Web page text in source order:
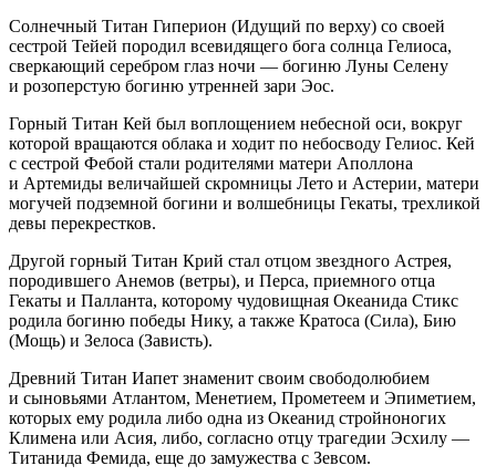
Солнечный Титан Гиперион (Идущий по верху) со своей
сестрой Тейей породил всевидящего бога солнца Гелиоса,
сверкающий серебром глаз ночи — богиню Луны Селену
и розоперстую богиню утренней зари Эос.
Горный Титан Кей был воплощением небесной оси, вокруг
которой вращаются облака и ходит по небосводу Гелиос. Кей
с сестрой Фебой стали родителями матери Аполлона
и Артемиды величайшей скромницы Лето и Астерии, матери
могучей подземной богини и волшебницы Гекаты, трехликой
девы перекрестков.
Другой горный Титан Крий стал отцом звездного Астрея,
породившего Анемов (ветры), и Перса, приемного отца
Гекаты и Палланта, которому чудовищная Океанида Стикс
родила богиню победы Нику, а также Кратоса (Сила), Бию
(Мощь) и Зелоса (Зависть).
Древний Титан Иапет знаменит своим свободолюбием
и сыновьями Атлантом, Менетием, Прометеем и Эпиметием,
которых ему родила либо одна из Океанид стройноногих
Климена или Асия, либо, согласно отцу трагедии Эсхилу —
Титанида Фемида, еще до замужества с Зевсом.